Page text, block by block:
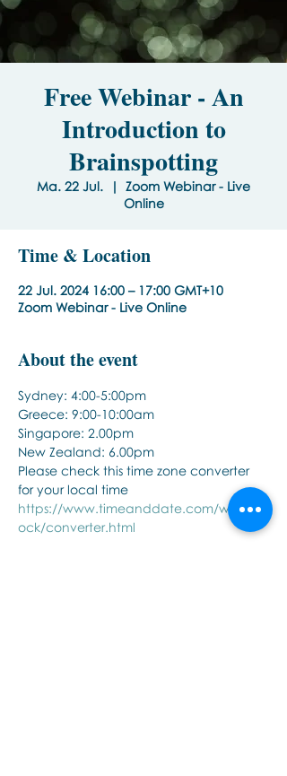
Free Webinar - An
Introduction to
Brainspotting
Ma. 22 Jul.
  |
Zoom Webinar - Live
Online
Time & Location
22 Jul. 2024 16:00 – 17:00 GMT+10
Zoom Webinar - Live Online
About the event
Sydney: 4:00-5:00pm
Greece: 9:00-10:00am
Singapore: 2.00pm
New Zealand: 6.00pm
Please check this time zone converter
for your local time
https://www.timeanddate.com/worldcl
ock/converter.html